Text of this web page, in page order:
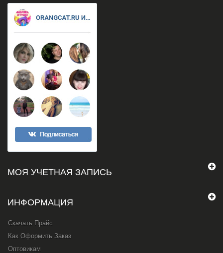
МОЯ УЧЕТНАЯ ЗАПИСЬ
ИНФОРМАЦИЯ
Скачать Прайс
Как Оформить Заказ
Оптовикам